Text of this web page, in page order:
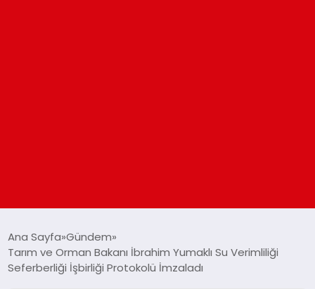
GÜNDEM
Ana Sayfa Gündem
Tarım ve Orman Bakanı İbrahim Yumaklı Su Verimliliği
Seferberliği İşbirliği Protokolü İmzaladı